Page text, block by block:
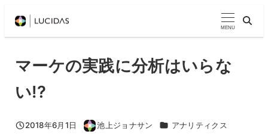
MENU
マーケの実践に分析はいらな
い!?
投稿日
2018年6月1日
著
池上ジョナサン カテゴリー
アナリティクス